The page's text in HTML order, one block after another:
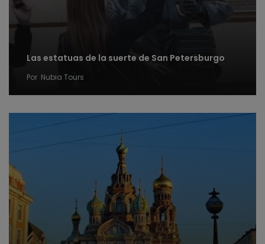
Las estatuas de la suerte de San Petersburgo
Por Nubia Tours